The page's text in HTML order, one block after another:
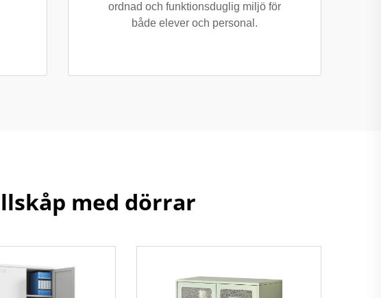
ordnad och funktionsduglig miljö för
både elever och personal.
med dörrar